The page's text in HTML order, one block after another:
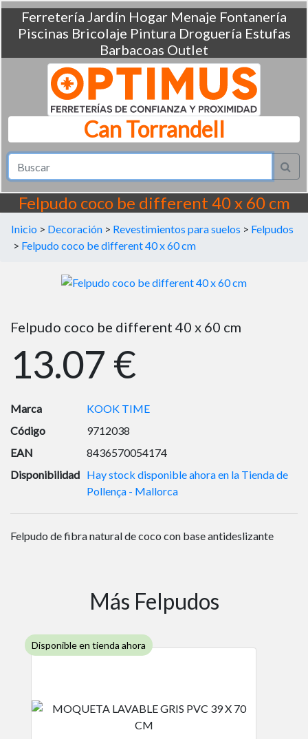
Ferretería Jardín Hogar Menaje Fontanería
Piscinas Bricolaje Pintura Droguería Estufas
Barbacoas Outlet
Can Torrandell
Felpudo coco be different 40 x 60 cm
Inicio > Decoración > Revestimientos para suelos > Felpudos
> Felpudo coco be different 40 x 60 cm
Felpudo coco be different 40 x 60 cm
13.07 €
Marca
KOOK TIME
Código
9712038
EAN
8436570054174
Disponibilidad Hay stock disponible ahora en la Tienda de
Pollença - Mallorca
Felpudo de fibra natural de coco con base antideslizante
Más Felpudos
Disponible en tienda ahora